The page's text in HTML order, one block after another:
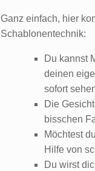
Ganz einfach, hier
Schablonentechnik:
Du kannst
deinen
sofort
Die
bisschen
Möchtest
Hilfe von
Du wirst